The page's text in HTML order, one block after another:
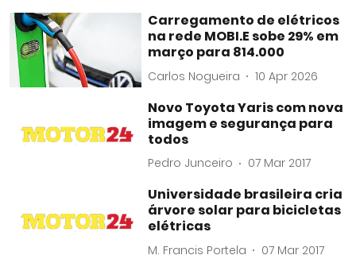
Carregamento de elétricos
na rede MOBI.E sobe 29% em
março para 814.000
Carlos Nogueira 10 Apr 2026
Novo Toyota Yaris com nova
imagem e segurança para
todos
Pedro Junceiro 07 Mar 2017
Universidade brasileira cria
árvore solar para bicicletas
elétricas
M. Francis Portela 07 Mar 2017